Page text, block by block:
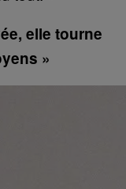
elle tourne
»